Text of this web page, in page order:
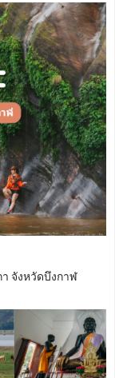
จังหวัดบึงกาฬ